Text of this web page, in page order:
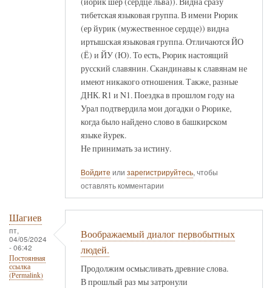
тибетская языковая группа. В имени Рюрик
(ер йурик (мужественное сердце)) видна
иртышская языковая группа. Отличаются ЙО
(Ё) и ЙУ (Ю). То есть, Рюрик настоящий
русский славянин. Скандинавы к славянам не
имеют никакого отношения. Также, разные
ДНК. R1 и N1. Поездка в прошлом году на
Урал подтвердила мои догадки о Рюрике,
когда было найдено слово в башкирском
языке йурек.
Не принимать за истину.
Войдите или зарегистрируйтесь, чтобы
оставлять комментарии
Шагиев
пт,
04/05/2024
- 06:42
Постоянная
ссылка
(Permalink)
Воображаемый диалог первобытных
людей.
Продолжим осмысливать древние слова.
В прошлый раз мы затронули